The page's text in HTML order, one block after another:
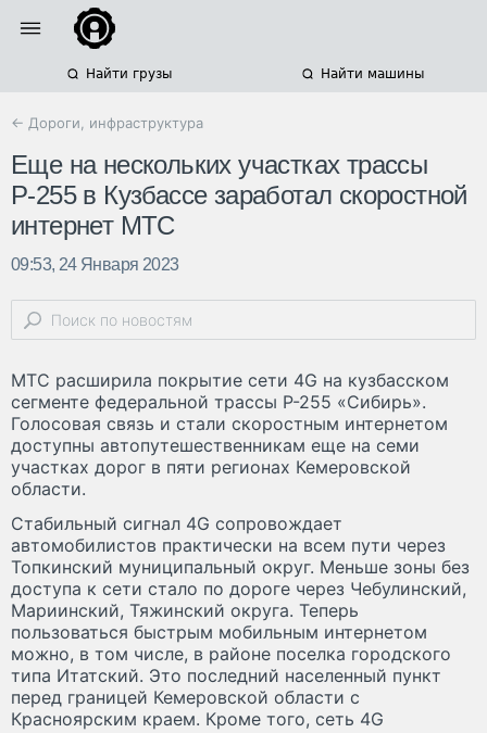
Найти грузы Найти машины
← Дороги, инфраструктура
Еще на нескольких участках трассы
Р-255 в Кузбассе заработал скоростной
интернет МТС
09:53, 24 Января 2023
МТС расширила покрытие сети 4G на кузбасском
сегменте федеральной трассы Р-255 «Сибирь».
Голосовая связь и стали скоростным интернетом
доступны автопутешественникам еще на семи
участках дорог в пяти регионах Кемеровской
области.
Стабильный сигнал 4G сопровождает
автомобилистов практически на всем пути через
Топкинский муниципальный округ. Меньше зоны без
доступа к сети стало по дороге через Чебулинский,
Мариинский, Тяжинский округа. Теперь
пользоваться быстрым мобильным интернетом
можно, в том числе, в районе поселка городского
типа Итатский. Это последний населенный пункт
перед границей Кемеровской области с
Красноярским краем. Кроме того, сеть 4G